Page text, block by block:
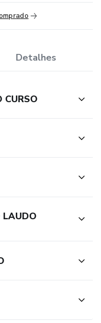
Detalhes
CURSO
LAUDO